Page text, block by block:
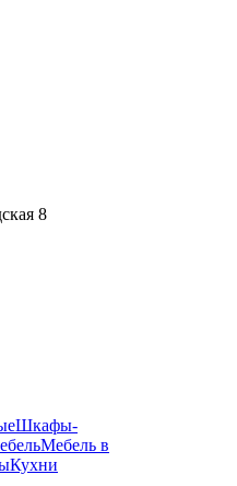
8
Шкафы-
Мебель в
Кухни